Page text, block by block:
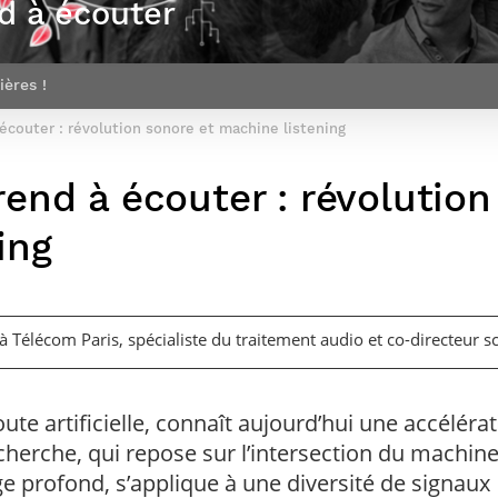
Nos offres
d’emplois
enseignement et
d’emplois
Nos avantages
Nos engagements
Mécénat
Alumni
Numériques
recherche &
innovation
Rapport d’activité
Télécom Paris :
rétrospective
communication
Modélisation
mathématique
Soutien à la
mobilité
Corps des Mines
Parcours Talents : un Double Diplôme
donnant accès aux Corps techniques
Financement
Entreprises & solutions Mastère
Spécialisé
Brochures & contacts
à écouter
!
écouter : révolution sonore et machine listening
à écouter :
Télécom Paris, spécialiste du traitement audio et co-directeur
artificielle, connaît aujourd’hui une
qui repose sur l’intersection du machine
profond, s’applique à une diversité de signaux